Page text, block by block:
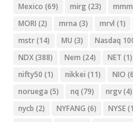
Mexico (69) mirg (23) mmm
MORI (2) mrna (3) mrvl (1)
mstr(14) MU (3) Nasdaq
NDX(388) Nem (24) NET (1)
nifty50 (1) nikkei (11) NIO
noruega (5) nq (79) nrgv(4)
nycb (2) NYFANG (6) NYSE